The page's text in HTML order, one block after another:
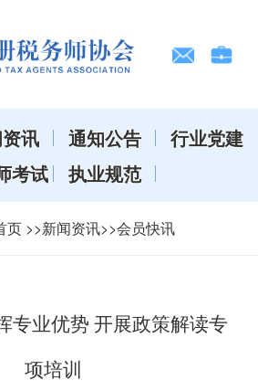
讯 通知公告
行业党建
考试 执业规范
页 >>新闻资讯>>会员快讯
专业优势 开展政策解读专
项培训